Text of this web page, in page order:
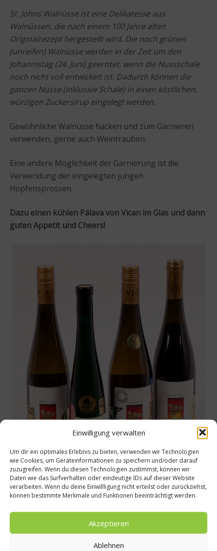
Einwilligung verwalten
Um dir ein optimales Erlebnis zu bieten, verwenden wir Technologien
wie Cookies, um Geräteinformationen zu speichern und/oder darauf
zuzugreifen. Wenn du diesen Technologien zustimmst, können wir
Daten wie das Surfverhalten oder eindeutige IDs auf dieser Website
verarbeiten. Wenn du deine Einwillligung nicht erteilst oder zurückziehst,
können bestimmte Merkmale und Funktionen beeinträchtigt werden.
Akzeptieren
Ablehnen
St. Johns Walnüsse ist eine Delikatesse aus
Walnüssen, die nach einem 100 Jahre alten
Originalrezept hergestellt wird. Die noch grünen
(unreifen) Walnüsse werden in der Zeit um den
Johannistag (24. Juni) geerntet, wenn die Nussschale
noch nicht voll entwickelt ist. Dadurch können die
ganzen Nüsse (inklusive Schale) in einen köstlichen,
würzigen Zuckersirup eingelegt werden.
Gewöhnliche Walnüsse hacken und zum Garnieren
verwenden, gerne auch Weintrauben.
Eine andere Möglichkeit der Garnierung ist die
Verwendung der eingelegten jungen
Hopfensprossen.
Dazu einen kühlen Pálava von Vican im Glas und dann
guten Appetit und Cheers!
Weitere Infos:
www.visitczechrepublic.com
www.vican.wine